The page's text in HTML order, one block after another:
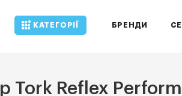
КАТЕГОРІЇ БРЕНДИ
Tork Reflex